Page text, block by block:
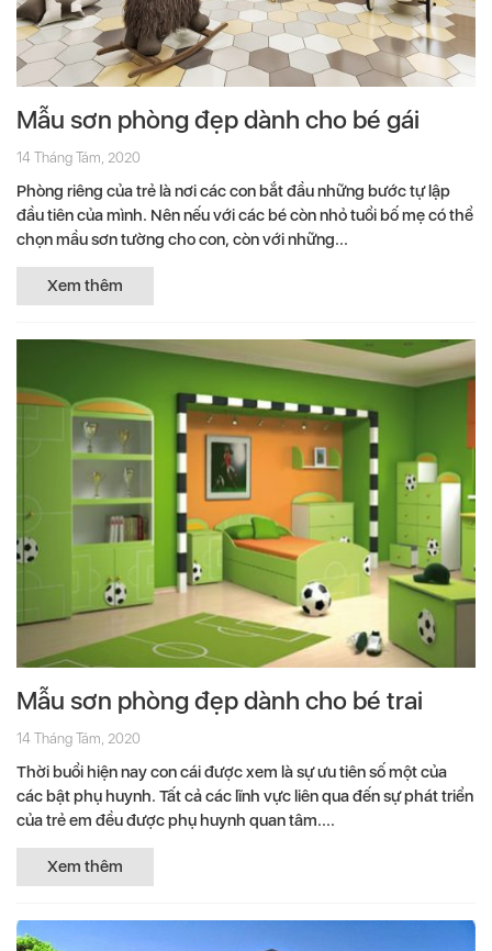
Mẫu sơn phòng đẹp dành cho bé gái
14 Tháng Tám, 2020
Phòng riêng của trẻ là nơi các con bắt đầu những bước tự lập
đầu tiên của mình. Nên nếu với các bé còn nhỏ tuổi bố mẹ có thể
chọn mầu sơn tường cho con, còn với những...
Xem thêm
Mẫu sơn phòng đẹp dành cho bé trai
14 Tháng Tám, 2020
Thời buổi hiện nay con cái được xem là sự ưu tiên số một của
các bật phụ huynh. Tất cả các lĩnh vực liên qua đến sự phát triển
của trẻ em đều được phụ huynh quan tâm....
Xem thêm